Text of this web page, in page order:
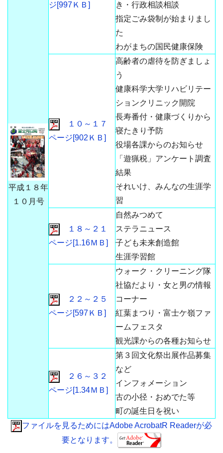
平成１８年
１０月号
ジ[997ＫＢ]
き・行政相談相談
指定ごみ袋制が始まりまし
た
わがまちの国民健康保険
１０～１７
ページ[902ＫＢ]
高齢者の虐待を防ぎましょ
う
健康科学大学リハビリテー
ションクリニック開院
長寿番付・健康づくりから
寝たきり予防
役場各課からのお知らせ
「遊猟税」アンケート調査
結果
それいけ、みんなの生涯学
習
１８～２１
ページ[1.16ＭＢ]
自然みつめて
ステラニュース
子ども未来創造館
生涯学習館
２２～２５
ページ[597ＫＢ]
ウォーク・クリーニング隊
社協だより・女と男の情報
コーナー
紅葉まつり・富士ケ嶺ファ
ームフェスタ
観光課からの各種お知らせ
２６～３２
ページ[1.34ＭＢ]
第３回文化祭出展作品募集
など
インフォメーション
古の小径・おめでた等
町の誕生日を祝い
ファイルを見るためにはAdobe AcrobatR Readerが必
要となります。